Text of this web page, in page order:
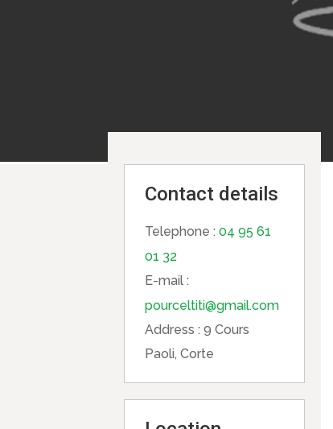
Contact details
Telephone :04 95 61
01 32
E-mail :
pourceltiti@gmail.com
Address :9 Cours
Paoli, Corte